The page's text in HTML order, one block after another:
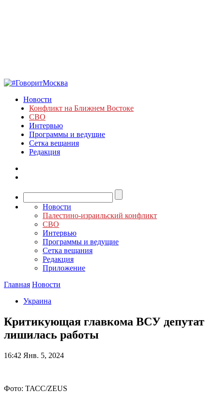
Новости
Конфликт на Ближнем Востоке
СВО
Интервью
Программы и ведущие
Сетка вещания
Редакция
Новости
Палестино-израильский конфликт
СВО
Интервью
Программы и ведущие
Сетка вещания
Редакция
Приложение
Главная Новости
Украина
Критикующая главкома ВСУ депутат
лишилась работы
16:42 Янв. 5, 2024
Фото: ТАСС/ZEUS